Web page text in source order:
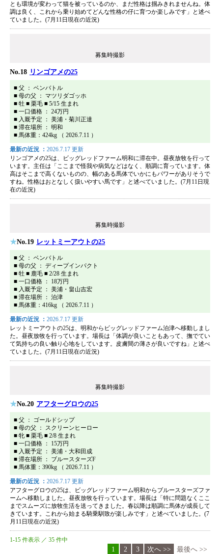
とも環境が変わって猫を被っているのか、まだ性格は掴みきれませんね。体
調は良く、これから乗り始めてどんな性格の仔に育つか楽しみです」と述べ
ていました。(7月11日現在の近況)
募集時撮影
No.18 リンゴアメの25
■ 父 ： ベンバトル
■ 母の父 ： マツリダゴッホ
■ 牡 ■ 栗毛 ■ 5/15 生まれ
■ 一口価格 ： 24万円
■ 入厩予定 ： 美浦・菊川正達
■ 滞在場所 ： 明和
■ 馬体重：424kg （ 2026.7.11 ）
最新の近況 ： 2026.7.17 更新
リンゴアメの25は、ビッグレッドファーム明和に滞在中。昼夜放牧を行って
います。主任は「ここまで怪我や病気などはなく、順調に育っています。体
高はそこまで高くないものの、幅のある馬体でいかにもパワーがありそうで
すね。性格はおとなしく扱いやすい馬です」と述べていました。(7月11日現
在の近況)
募集時撮影
No.19 レットミーアウトの25
■ 父 ： ベンバトル
■ 母の父 ： ディープインパクト
■ 牡 ■ 鹿毛 ■ 2/28 生まれ
■ 一口価格 ： 18万円
■ 入厩予定 ： 美浦・畠山吉宏
■ 滞在場所 ： 泊津
■ 馬体重：416kg （ 2026.7.11 ）
最新の近況 ： 2026.7.17 更新
レットミーアウトの25は、明和からビッグレッドファーム泊津へ移動しまし
た。昼夜放牧を行っています。場長は「体調が良いこともあって、撫でてい
て気持ちの良い触り心地をしています。皮膚間の薄さが良いですね」と述べ
ていました。(7月11日現在の近況)
募集時撮影
No.20 アフターグロウの25
■ 父 ： ゴールドシップ
■ 母の父 ： スクリーンヒーロー
■ 牝 ■ 栗毛 ■ 2/8 生まれ
■ 一口価格 ： 15万円
■ 入厩予定 ： 美浦・大和田成
■ 滞在場所 ： ブルースターズF
■ 馬体重：390kg （ 2026.7.11 ）
最新の近況 ： 2026.7.17 更新
アフターグロウの25は、ビッグレッドファーム明和からブルースターズファ
ームへ移動しました。昼夜放牧を行っています。場長は「特に問題なくここ
までスムーズに放牧生活を送ってきました。春以降は順調に馬体が成長して
きています。これから始まる騎乗馴致が楽しみです」と述べていました。(7
月11日現在の近況)
1-15 件表示 ／ 35 件中
1 2 3 次へ >> 最後へ >>